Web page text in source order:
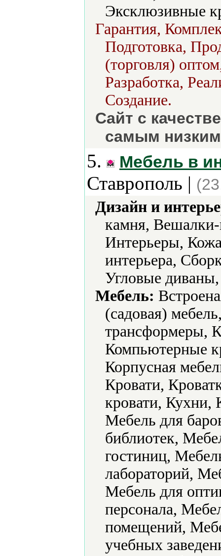
Эксклюзивные
Гарантия,
Подготовка,
(торговля)
Разработка,
Создание.
Сайт с
самым
5. Мебель в
Ставрополь |
Дизайн и
камня, Вешалки-
Интерьеры,
интерьера,
Угловые
Мебель:
(садовая)
трансформеры,
Компьютерные
Корпусная
Кровати,
кровати, Кухни,
Мебель для
библиотек,
гостиниц,
лабораторий,
Мебель для
персонала,
помещений,
учебных